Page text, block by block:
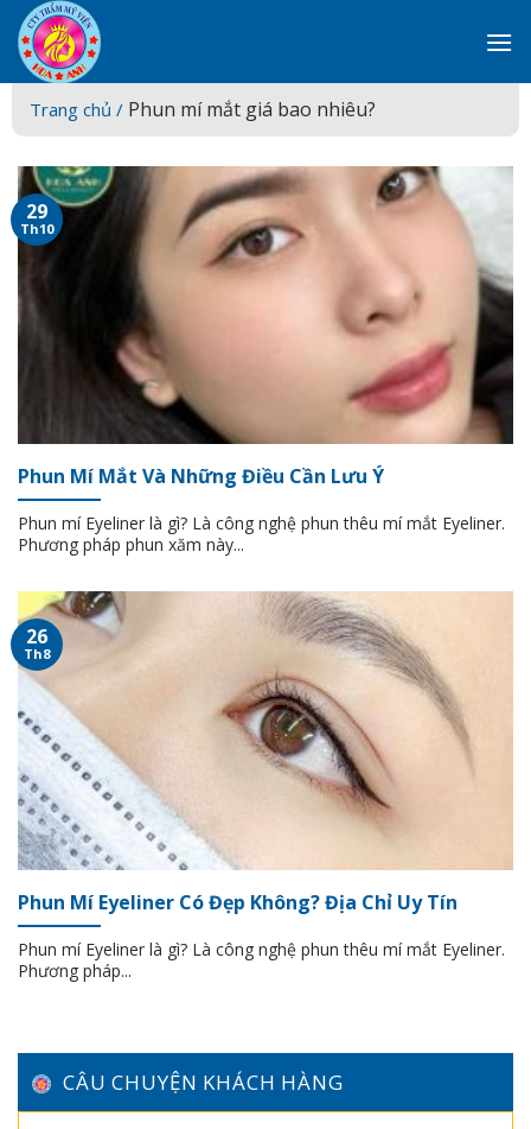
Skip
to
content
Trang chủ / Phun mí mắt giá bao nhiêu?
Phun Mí Mắt Và Những Điều Cần Lưu Ý
Phun mí Eyeliner là gì? Là công nghệ phun thêu mí mắt Eyeliner.
Phương pháp phun xăm này...
29
Th10
Phun Mí Eyeliner Có Đẹp Không? Địa Chỉ Uy Tín
Phun mí Eyeliner là gì? Là công nghệ phun thêu mí mắt Eyeliner.
Phương pháp...
26
Th8
CÂU CHUYỆN KHÁCH HÀNG